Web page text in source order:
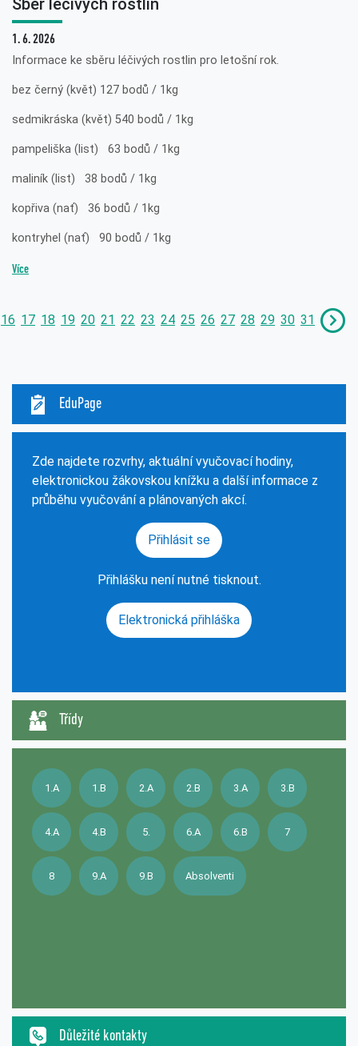
1. 6. 2026
Informace ke sběru léčivých rostlin pro letošní rok.
bez černý (květ) 127 bodů / 1kg
sedmikráska (květ) 540 bodů / 1kg
pampeliška (list) 63 bodů / 1kg
maliník (list) 38 bodů / 1kg
kopřiva (nať) 36 bodů / 1kg
kontryhel (nať) 90 bodů / 1kg
Více
16 17 18 19 20 21 22 23 24 25 26 27 28 29 30 31
EduPage
Zde najdete rozvrhy, aktuální vyučovací hodiny,
elektronickou žákovskou knížku a další informace z
průběhu vyučování a plánovaných akcí.
Přihlásit se
Přihlášku není nutné tisknout.
Elektronická přihláška
Třídy
1.A 1.B 2.A 2.B 3.A 3.B
4.A 4.B 5. 6.A 6.B 7
8 9.A 9.B Absolventi
Důležité kontakty